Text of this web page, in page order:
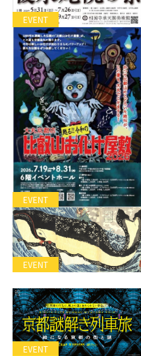
EVENT
EVENT
EVENT
EVENT